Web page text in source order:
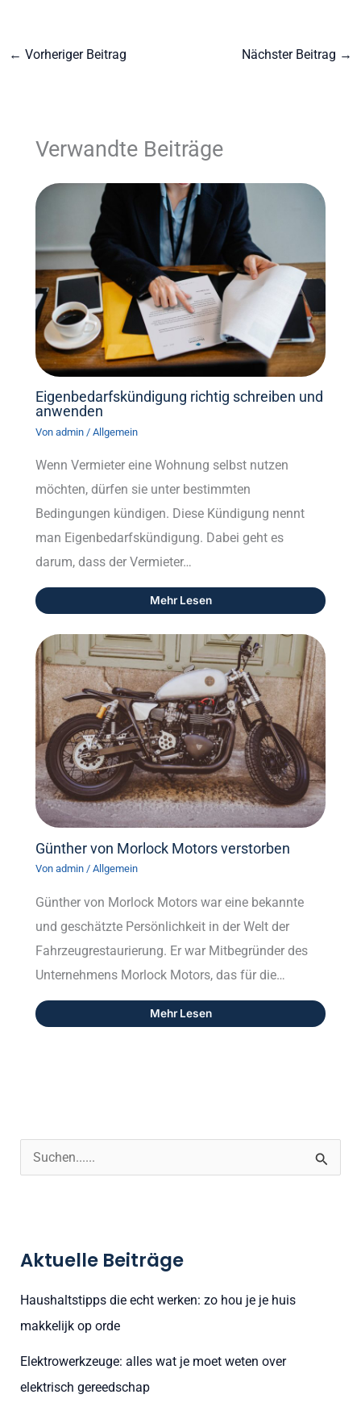
← Vorheriger Beitrag Nächster Beitrag →
Verwandte Beiträge
Eigenbedarfskündigung richtig schreiben und
anwenden
Von admin / Allgemein
Wenn Vermieter eine Wohnung selbst nutzen
möchten, dürfen sie unter bestimmten
Bedingungen kündigen. Diese Kündigung nennt
man Eigenbedarfskündigung. Dabei geht es
darum, dass der Vermieter…
Mehr Lesen
Günther von Morlock Motors verstorben
Von admin / Allgemein
Günther von Morlock Motors war eine bekannte
und geschätzte Persönlichkeit in der Welt der
Fahrzeugrestaurierung. Er war Mitbegründer des
Unternehmens Morlock Motors, das für die…
Mehr Lesen
e
c
h
Aktuelle Beiträge
Haushaltstipps die echt werken: zo hou je je huis
makkelijk op orde
Elektrowerkzeuge: alles wat je moet weten over
elektrisch gereedschap